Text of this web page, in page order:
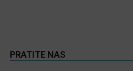
PRATITE NAS